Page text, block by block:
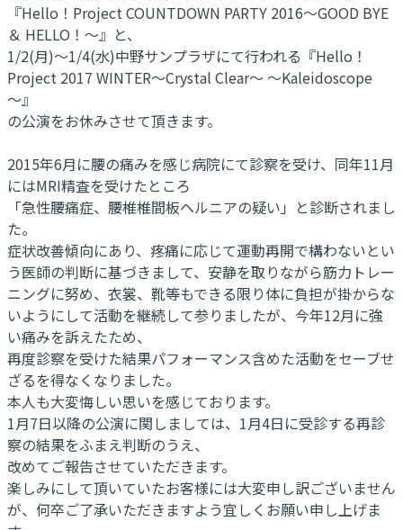
『Hello！Project COUNTDOWN PARTY 2016～GOOD BYE
＆ HELLO！～』と、
1/2(月)～1/4(水)中野サンプラザにて行われる『Hello！
Project 2017 WINTER～Crystal Clear～ ～Kaleidoscope
～』
の公演をお休みさせて頂きます。
2015年6月に腰の痛みを感じ病院にて診察を受け、同年11月
にはMRI精査を受けたところ
「急性腰痛症、腰椎椎間板ヘルニアの疑い」と診断されまし
た。
症状改善傾向にあり、疼痛に応じて運動再開で構わないとい
う医師の判断に基づきまして、安静を取りながら筋力トレー
ニングに努め、衣裳、靴等もできる限り体に負担が掛からな
いようにして活動を継続して参りましたが、今年12月に強
い痛みを訴えたため、
再度診察を受けた結果パフォーマンス含めた活動をセーブせ
ざるを得なくなりました。
本人も大変悔しい思いを感じております。
1月7日以降の公演に関しましては、1月4日に受診する再診
察の結果をふまえ判断のうえ、
改めてご報告させていただきます。
楽しみにして頂いていたお客様には大変申し訳ございません
が、何卒ご了承いただきますよう宜しくお願い申し上げま